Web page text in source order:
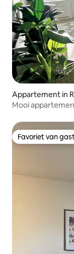
Appartement in
Mooi
Favoriet van
Favoriet van